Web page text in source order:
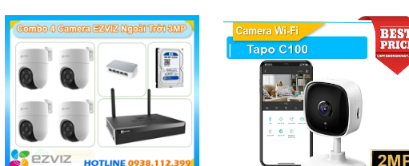
camera giúp bạn theo dõi rõ ràng
cả ngày lẫn đêm. Hỗ trợ đàm thoại 2
chiều, phát hiện chuyển động và
báo động thông minh, camera TC71
không chỉ ghi lại mọi khoảnh khắc
quan trọng mà còn chủ động bảo
vệ an toàn cho ngôi nhà bạn
camera giúp bạn quan sát mọi
ngóc ngách trong không gian
Tích hợp tính năng phát hiện
chuyển động và báo động thông
minh, cùng khe thẻ nhớ hỗ trợ
512GB, Tapo TC72 mang đến sự
tâm tuyệt đối cho cả gia đình